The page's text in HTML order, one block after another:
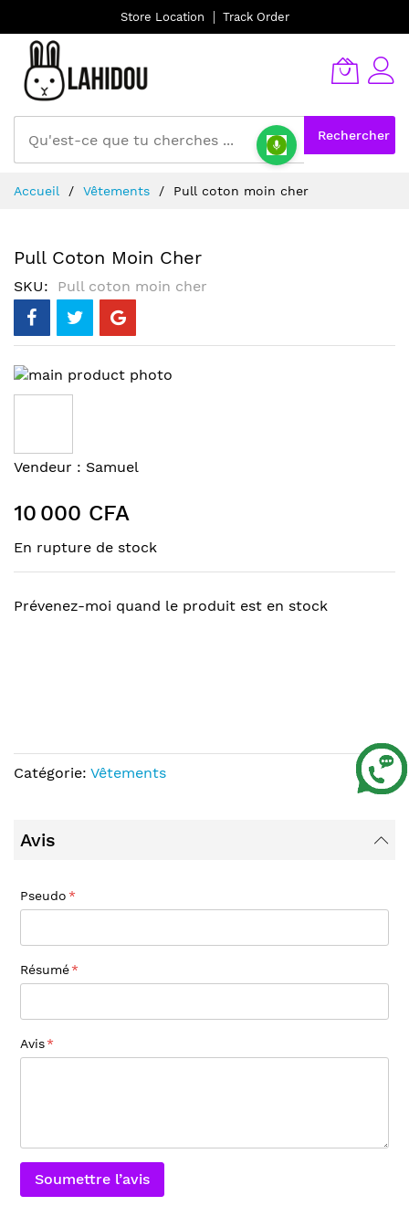
Store Location Track Order
Rechercher
au
Accueil Vêtements Pull coton moin cher
Pull Coton Moin Cher
SKU Pull coton moin cher
Skip
to
of
the
gallery
Skip
the
beginning
of
gallery
Vendeur : Samuel
10 000 CFA
En rupture de stock
Prévenez-moi quand le produit est en stock
Catégorie: Vêtements
Avis
Pseudo
Résumé
Avis
Soumettre l’avis